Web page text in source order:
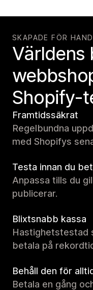
SKAPADE FÖR
Världens
Shopify-
Framtidssäkrat
Regelbundna
med Shopifys
Testa innan du
Anpassa tills du
publicerar.
Blixtsnabb kassa
Hastighetstestad
betala på
Behåll den för
Betala en gång